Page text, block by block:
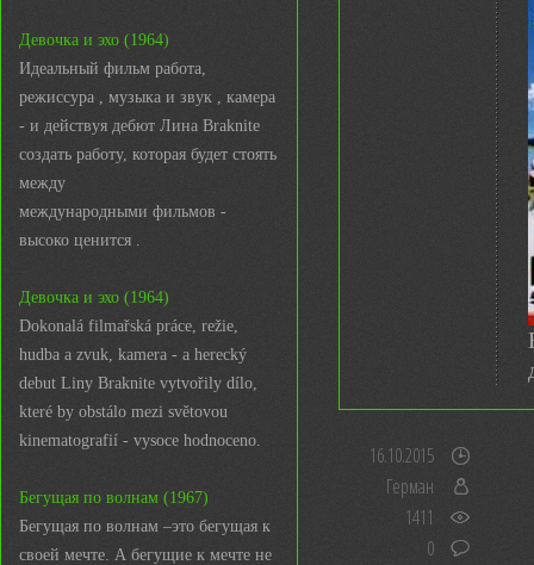
Девочка и эхо (1964)
Идеальный фильм работа,
режиссура , музыка и звук , камера
- и действуя дебют Лина Braknite
создать работу, которая будет стоять
между
международными фильмов -
высоко ценится .
Девочка и эхо (1964)
Dokonalá filmařská práce, režie,
hudba a zvuk, kamera - a herecký
debut Liny Braknite vytvořily dílo,
které by obstálo mezi světovou
kinematografií - vysoce hodnoceno.
Бегущая по волнам (1967)
Бегущая по волнам –это бегущая к
своей мечте. А бегущие к мечте не
16.10.2015
Герман
1411
0